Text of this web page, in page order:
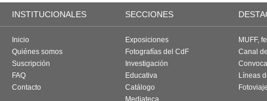
INSTITUCIONALES SECCIONES
Inicio
Quiénes somos
Suscripción
FAQ
Contacto
Exposiciones
Fotografías del CdF
Investigación
Educativa
Catálogo
Mediateca
MUFF,
Canal
Líneas